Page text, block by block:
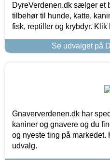
DyreVerdenen.dk sælger et
tilbehør til hunde, katte,
fisk, reptiller og krybdyr. Klik
Se udvalget på
Gnaververdenen.dk har
kaniner og gnavere og du
og nyeste ting på markedet.
udvalg.